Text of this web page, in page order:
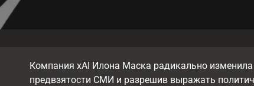
Компания xAI Илона Маска радикально изменила
предвзятости СМИ и разрешив выражать